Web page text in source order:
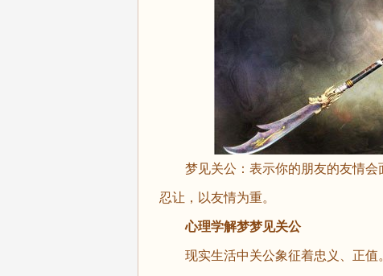
梦见关公：表示你的朋友的友情会
忍让，以友情为重。
心理学解梦梦见关公
现实生活中关公象征着忠义、正值